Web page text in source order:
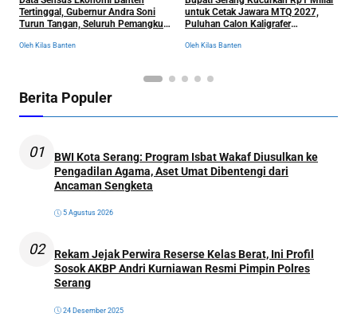
Tertinggal, Gubernur Andra Soni
Turun Tangan, Seluruh Pemangku
Dikumpulkan
Oleh Kilas Banten
untuk Cetak Jawara MTQ 2027,
Puluhan Calon Kaligrafer
Oleh Kilas Banten
Berita Populer
01
BWI Kota Serang: Program Isbat Wakaf Diusulkan ke
Pengadilan Agama, Aset Umat Dibentengi dari
Ancaman Sengketa
5 Agustus 2026
02
Rekam Jejak Perwira Reserse Kelas Berat, Ini Profil
Sosok AKBP Andri Kurniawan Resmi Pimpin Polres
Serang
24 Desember 2025